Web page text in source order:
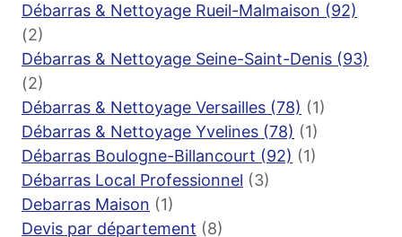
Débarras & Nettoyage Rueil-Malmaison (92)
(2)
Débarras & Nettoyage Seine-Saint-Denis (93)
(2)
Débarras & Nettoyage Versailles (78) (1)
Débarras & Nettoyage Yvelines (78) (1)
Débarras Boulogne-Billancourt (92) (1)
Débarras Local Professionnel (3)
Debarras Maison (1)
Devis par département (8)